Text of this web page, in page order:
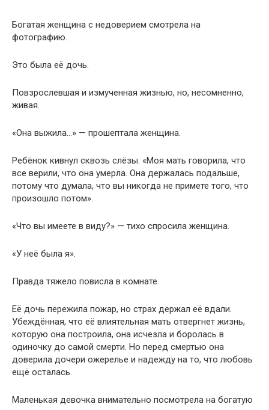
Богатая женщина с недоверием смотрела на
фотографию.
Это была её дочь.
Повзрослевшая и измученная жизнью, но, несомненно,
живая.
«Она выжила…» — прошептала женщина.
Ребёнок кивнул сквозь слёзы. «Моя мать говорила, что
все верили, что она умерла. Она держалась подальше,
потому что думала, что вы никогда не примете того, что
произошло потом».
«Что вы имеете в виду?» — тихо спросила женщина.
«У неё была я».
Правда тяжело повисла в комнате.
Её дочь пережила пожар, но страх держал её вдали.
Убеждённая, что её влиятельная мать отвергнет жизнь,
которую она построила, она исчезла и боролась в
одиночку до самой смерти. Но перед смертью она
доверила дочери ожерелье и надежду на то, что любовь
ещё осталась.
Маленькая девочка внимательно посмотрела на богатую